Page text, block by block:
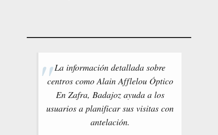
La información detallada sobre
centros como Alain Afflelou Óptico
En Zafra, Badajoz ayuda a los
usuarios a planificar sus visitas con
antelación.